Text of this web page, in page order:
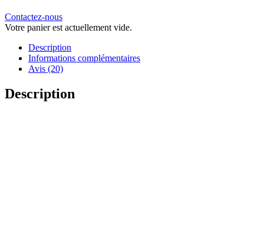
Contactez-nous
Votre panier est actuellement vide.
Description
Informations complémentaires
Avis (20)
Description